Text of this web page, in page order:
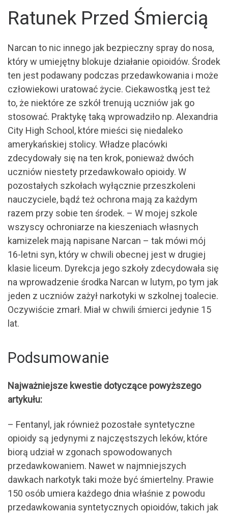
Ratunek Przed Śmiercią
Narcan to nic innego jak bezpieczny spray do nosa,
który w umiejętny blokuje działanie opioidów. Środek
ten jest podawany podczas przedawkowania i może
człowiekowi uratować życie. Ciekawostką jest też
to, że niektóre ze szkół trenują uczniów jak go
stosować. Praktykę taką wprowadziło np. Alexandria
City High School, które mieści się niedaleko
amerykańskiej stolicy. Władze placówki
zdecydowały się na ten krok, ponieważ dwóch
uczniów niestety przedawkowało opioidy. W
pozostałych szkołach wyłącznie przeszkoleni
nauczyciele, bądź też ochrona mają za każdym
razem przy sobie ten środek. – W mojej szkole
wszyscy ochroniarze na kieszeniach własnych
kamizelek mają napisane Narcan – tak mówi mój
16-letni syn, który w chwili obecnej jest w drugiej
klasie liceum. Dyrekcja jego szkoły zdecydowała się
na wprowadzenie środka Narcan w lutym, po tym jak
jeden z uczniów zażył narkotyki w szkolnej toalecie.
Oczywiście zmarł. Miał w chwili śmierci jedynie 15
lat.
Podsumowanie
Najważniejsze kwestie dotyczące powyższego
artykułu:
– Fentanyl, jak również pozostałe syntetyczne
opioidy są jedynymi z najczęstszych leków, które
biorą udział w zgonach spowodowanych
przedawkowaniem. Nawet w najmniejszych
dawkach narkotyk taki może być śmiertelny. Prawie
150 osób umiera każdego dnia właśnie z powodu
przedawkowania syntetycznych opioidów, takich jak